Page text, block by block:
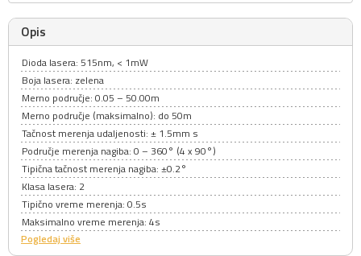
Opis
Dioda lasera: 515nm, < 1mW
Boja lasera: zelena
Merno područje: 0.05 – 50.00m
Merno područje (maksimalno): do 50m
Tačnost merenja udaljenosti: ± 1.5mm s
Područje merenja nagiba: 0 – 360° (4 x 90°)
Tipična tačnost merenja nagiba: ±0.2°
Klasa lasera: 2
Tipično vreme merenja: 0.5s
Maksimalno vreme merenja: 4s
Pogledaj više